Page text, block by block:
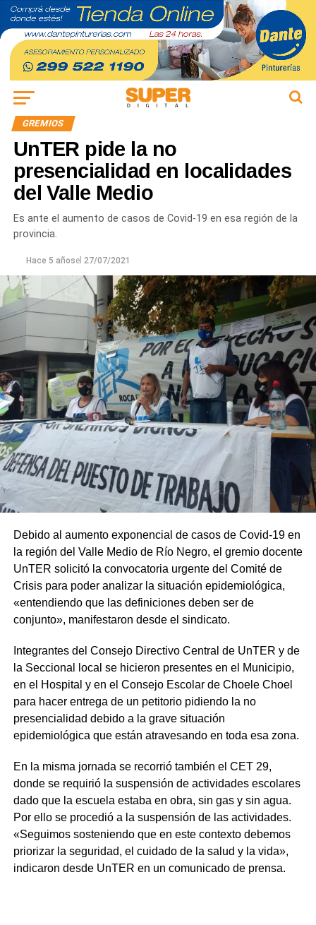
GREMIOS
UnTER pide la no
presencialidad en localidades
del Valle Medio
Es ante el aumento de casos de Covid-19 en esa región de la
provincia.
Hace 5 añosel 27/07/2021
Debido al aumento exponencial de casos de Covid-19 en
la región del Valle Medio de Río Negro, el gremio docente
UnTER solicitó la convocatoria urgente del Comité de
Crisis para poder analizar la situación epidemiológica,
«entendiendo que las definiciones deben ser de
conjunto», manifestaron desde el sindicato.
Integrantes del Consejo Directivo Central de UnTER y de
la Seccional local se hicieron presentes en el Municipio,
en el Hospital y en el Consejo Escolar de Choele Choel
para hacer entrega de un petitorio pidiendo la no
presencialidad debido a la grave situación
epidemiológica que están atravesando en toda esa zona.
En la misma jornada se recorrió también el CET 29,
donde se requirió la suspensión de actividades escolares
dado que la escuela estaba en obra, sin gas y sin agua.
Por ello se procedió a la suspensión de las actividades.
«Seguimos sosteniendo que en este contexto debemos
priorizar la seguridad, el cuidado de la salud y la vida»,
indicaron desde UnTER en un comunicado de prensa.